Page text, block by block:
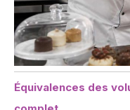
Équivalences des